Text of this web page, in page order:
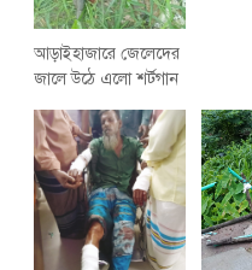
আড়াইহাজারে জেলেদের
জালে উঠে এলো শর্টগান